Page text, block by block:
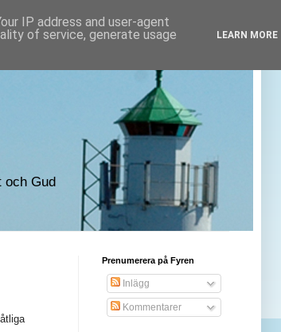
och Gud
Prenumerera på Fyren
Inlägg
Kommentarer
IP address and user-agent
of service, generate usage
LEARN MORE